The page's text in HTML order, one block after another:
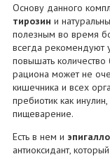
Основу данного
тирозин и
полезным во время
всегда рекомендуют
повышать
рациона может не
кишечника и всех
пребиотик как
пищеварение.
Есть в нем и
антиоксидант,